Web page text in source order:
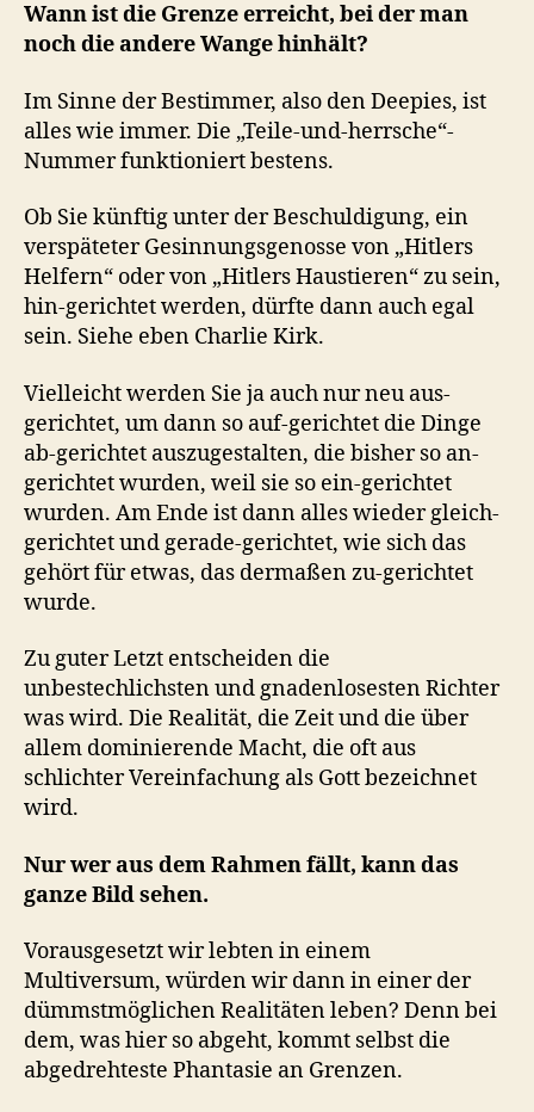
Wann ist die Grenze erreicht, bei der man
noch die andere Wange hinhält?
Im Sinne der Bestimmer, also den Deepies, ist
alles wie immer. Die „Teile-und-herrsche“-
Nummer funktioniert bestens.
Ob Sie künftig unter der Beschuldigung, ein
verspäteter Gesinnungsgenosse von „Hitlers
Helfern“ oder von „Hitlers Haustieren“ zu sein,
hin-gerichtet werden, dürfte dann auch egal
sein. Siehe eben Charlie Kirk.
Vielleicht werden Sie ja auch nur neu aus-
gerichtet, um dann so auf-gerichtet die Dinge
ab-gerichtet auszugestalten, die bisher so an-
gerichtet wurden, weil sie so ein-gerichtet
wurden. Am Ende ist dann alles wieder gleich-
gerichtet und gerade-gerichtet, wie sich das
gehört für etwas, das dermaßen zu-gerichtet
wurde.
Zu guter Letzt entscheiden die
unbestechlichsten und gnadenlosesten Richter
was wird. Die Realität, die Zeit und die über
allem dominierende Macht, die oft aus
schlichter Vereinfachung als Gott bezeichnet
wird.
Nur wer aus dem Rahmen fällt, kann das
ganze Bild sehen.
Vorausgesetzt wir lebten in einem
Multiversum, würden wir dann in einer der
dümmstmöglichen Realitäten leben? Denn bei
dem, was hier so abgeht, kommt selbst die
abgedrehteste Phantasie an Grenzen.